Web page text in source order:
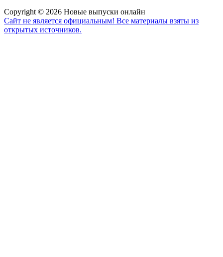
Copyright © 2026 Новые выпуски онлайн
Сайт не является официальным! Все материалы взяты из
открытых источников.